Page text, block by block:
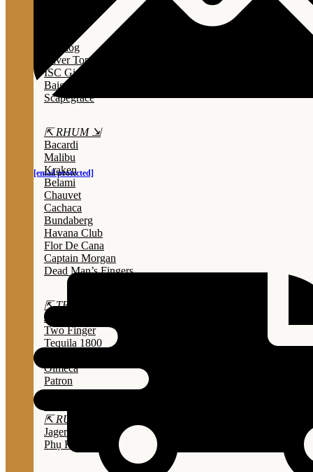
[email protected]
Bulldog
Silver Top
ISC Gin
Baigur
Scapegrace
⇱ RHUM ⇲
Bacardi
Malibu
Kraken
Belami
Chauvet
Cachaca
Bundaberg
Havana Club
Flor De Cana
Captain Morgan
Dead Man’s Fingers
⇱ TEQUILA ⇲
Jose Cuervo
Two Finger
Tequila 1800
Olmeca
Patron
Sauza
⇱ RƯỢU THẢO MỘC ⇲
Jagermeister
Phụ Kiện